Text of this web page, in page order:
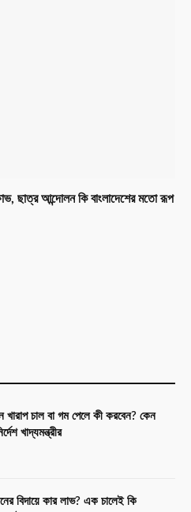
ছাত্র আন্দোলন কি বাংলাদেশের মতো রূপ
খারাপ চাল বা গম পেলে কী করবেন? কেন
খাদ্যমন্ত্রীর
বিদায়ে কার লাভ? এক চালেই কি